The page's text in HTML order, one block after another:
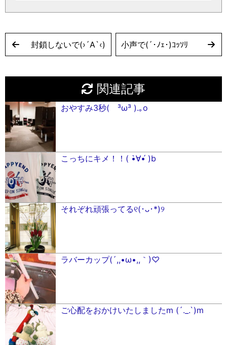
封鎖しないで(›´A`‹) 小声で(´･ﾉｪ･)ｺｯｿﾘ
関連記事
おやすみ3秒( ³ω³ ).｡o
こっちにキメ！！( •̀∀•́ )b
それぞれ頑張ってる୧(･ᴗ･*)୨
ラバーカップ(´,,•ω•,,｀)♡︎
ご心配をおかけいたしましたm (´._.`)m